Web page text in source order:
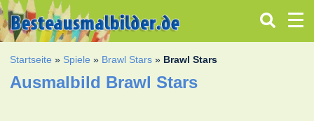
Startseite » Spiele » Brawl Stars » Brawl Stars
Ausmalbild Brawl Stars